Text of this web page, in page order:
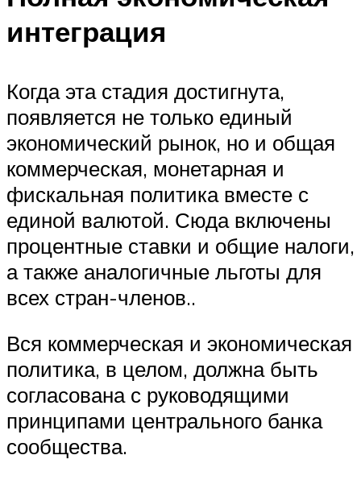
интеграция
Когда эта стадия достигнута,
появляется не только единый
экономический рынок, но и общая
коммерческая, монетарная и
фискальная политика вместе с
единой валютой. Сюда включены
процентные ставки и общие налоги,
а также аналогичные льготы для
всех стран-членов..
Вся коммерческая и экономическая
политика, в целом, должна быть
согласована с руководящими
принципами центрального банка
сообщества.